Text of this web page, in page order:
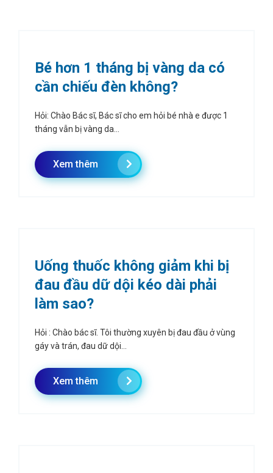
Bé hơn 1 tháng bị vàng da có
cần chiếu đèn không?
Hỏi: Chào Bác sĩ, Bác sĩ cho em hỏi bé nhà e được 1
tháng vẫn bị vàng da...
Xem thêm
Uống thuốc không giảm khi bị
đau đầu dữ dội kéo dài phải
làm sao?
Hỏi : Chào bác sĩ. Tôi thường xuyên bị đau đầu ở vùng
gáy và trán, đau dữ dội...
Xem thêm